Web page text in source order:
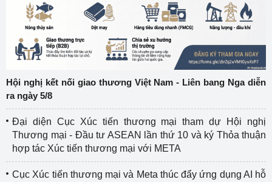
Hội nghị kết nối giao thương Việt Nam - Liên bang Nga diễn
ra ngày 5/8
Đại diện Cục Xúc tiến thương mại tham dự Hội nghị
Thương mại - Đầu tư ASEAN lần thứ 10 và ký Thỏa thuận
hợp tác Xúc tiến thương mại với META
Cục Xúc tiến thương mại và Meta thúc đẩy ứng dụng AI hỗ